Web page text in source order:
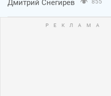
Дмитрий Снегирев 855